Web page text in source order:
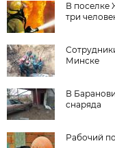
В поселке
три
Минске
В
снаряда
Рабочий